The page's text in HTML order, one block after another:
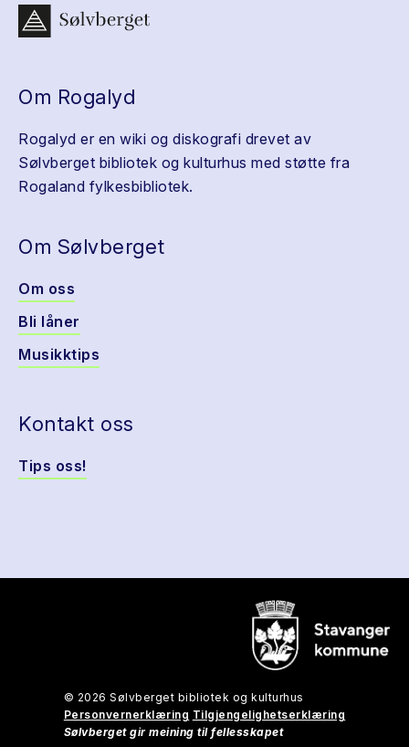
Om Rogalyd
Rogalyd er en wiki og diskografi drevet av
Sølvberget bibliotek og kulturhus med støtte fra
Rogaland fylkesbibliotek.
Om Sølvberget
Om oss
Bli låner
Musikktips
Kontakt oss
Tips oss!
© 2026 Sølvberget bibliotek og kulturhus
Personvernerklæring Tilgjengelighetserklæring
Sølvberget gir meining til fellesskapet